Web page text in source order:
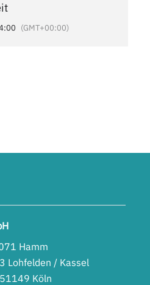
(GMT+00:00)
Hamm
Lohfelden / Kassel
Köln